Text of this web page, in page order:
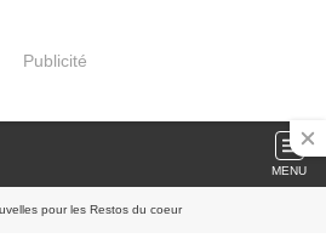
Publicité
MENU
pour les Restos du coeur